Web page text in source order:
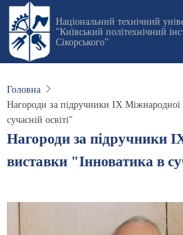
Перейти
основного
вмісту
Національний технічний
"Київський політехнічний
Сікорського"
Головна
Нагороди за підручники IX Міжнародної
сучасній освіті"
Нагороди за підручники
виставки "Інноватика в